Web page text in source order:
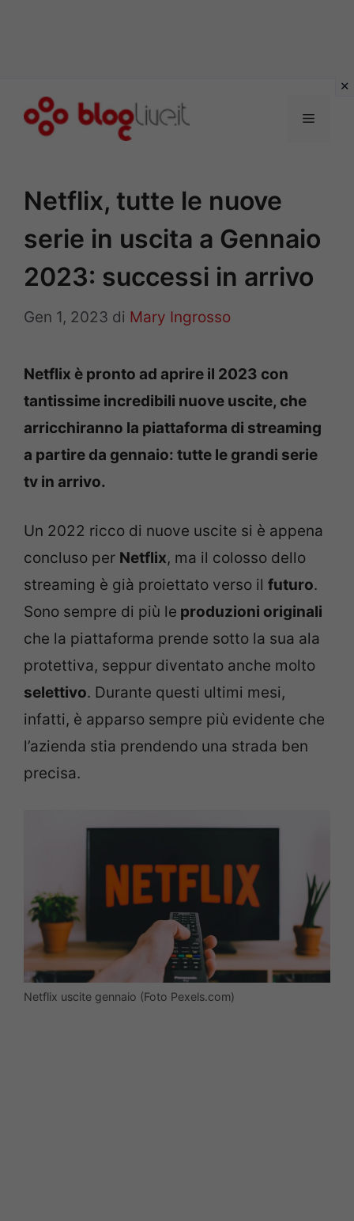
Menu
Netflix, tutte le nuove
serie in uscita a Gennaio
2023: successi in arrivo
Gen 1, 2023 di Mary Ingrosso
Netflix è pronto ad aprire il 2023 con
tantissime incredibili nuove uscite, che
arricchiranno la piattaforma di streaming
a partire da gennaio: tutte le grandi serie
tv in arrivo.
Un 2022 ricco di nuove uscite si è appena
concluso per Netflix, ma il colosso dello
streaming è già proiettato verso il futuro.
Sono sempre di più le produzioni originali
che la piattaforma prende sotto la sua ala
protettiva, seppur diventato anche molto
selettivo. Durante questi ultimi mesi,
infatti, è apparso sempre più evidente che
l’azienda stia prendendo una strada ben
precisa.
Netflix uscite gennaio (Foto Pexels.com)